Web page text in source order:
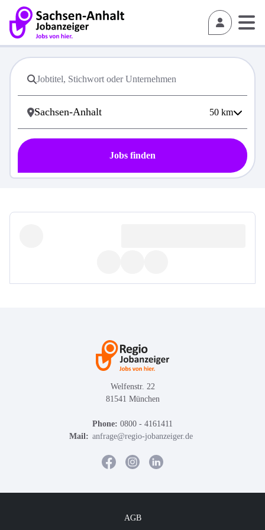
50 km
Jobs finden
Welfenstr. 22
81541 München
Phone: 0800 - 4161411
Mail: anfrage@regio-jobanzeiger.de
AGB